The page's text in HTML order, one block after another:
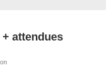
attendues